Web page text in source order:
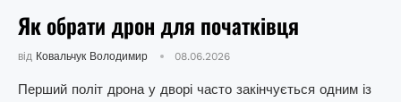
Як обрати дрон для початківця
від Ковальчук Володимир 08.06.2026
Перший політ дрона у дворі часто закінчується одним із